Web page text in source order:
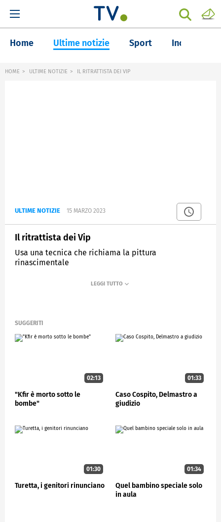
Home Ultime notizie Sport Inchieste
HOME ULTIME NOTIZIE IL RITRATTISTA DEI VIP
ULTIME NOTIZIE 15 MARZO 2023
Il ritrattista dei Vip
Usa una tecnica che richiama la pittura
rinascimentale
STUDIOAPERTO
SUGGERITI
02:13
"Kfir è morto sotto le
bombe"
01:33
Caso Cospito, Delmastro a
giudizio
01:30
Turetta, i genitori rinunciano
01:34
Quel bambino speciale solo
in aula